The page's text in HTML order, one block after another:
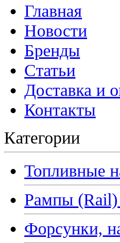
Главная
Новости
Бренды
Статьи
Доставка и
Контакты
Категории
Топливные
Рампы
Форсунки,